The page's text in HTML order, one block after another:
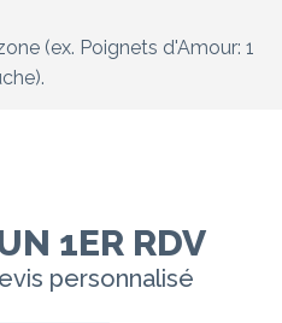
(ex. Poignets d'Amour: 1
1ER RDV
personnalisé